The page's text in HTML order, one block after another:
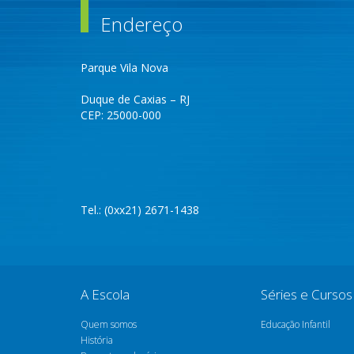
Endereço
Parque Vila Nova
Duque de Caxias – RJ
CEP: 25000-000
Tel.: (0xx21) 2671-1438
A Escola
Quem somos
História
Séries e Cursos
Educação Infantil